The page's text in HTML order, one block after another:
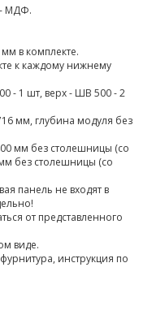
- МДФ.
в комплекте.
к каждому нижнему
- 1 шт, верх - ШВ 500 - 2
мм, глубина модуля без
мм без столешницы (со
без столешницы (со
панель не входят в
от представленного
виде.
инструкция по